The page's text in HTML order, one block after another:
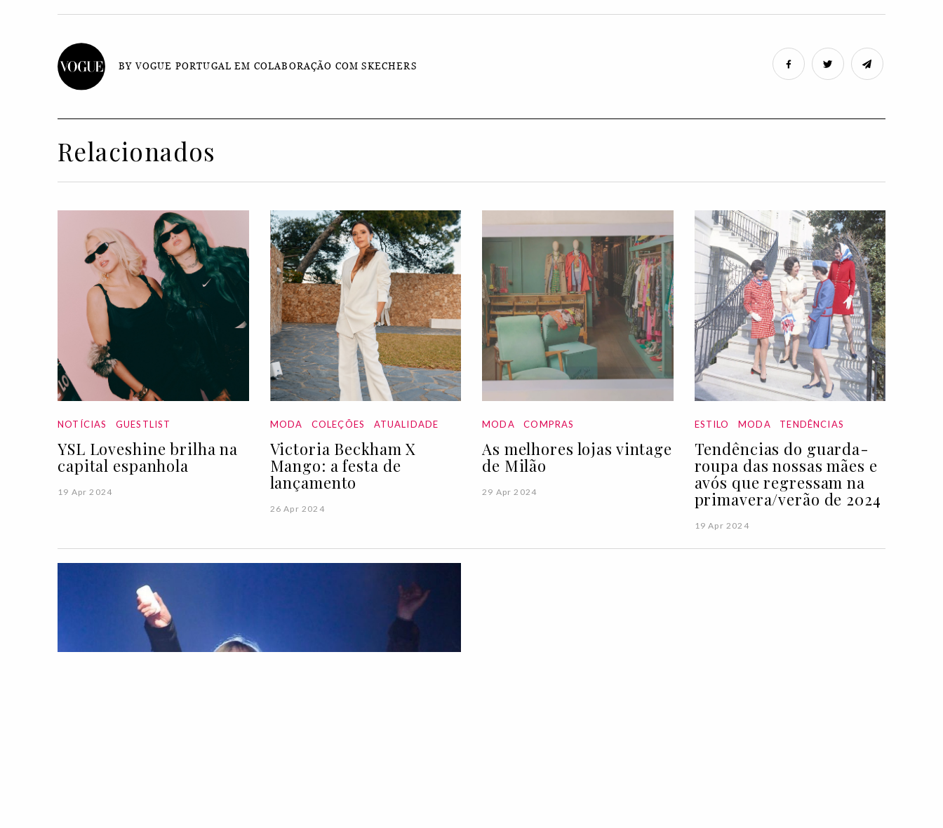
BY VOGUE PORTUGAL EM COLABORAÇÃO COM SKECHERS
Relacionados
NOTÍCIAS GUESTLIST
YSL Loveshine brilha na
capital espanhola
19 Apr 2024
MODA COLEÇÕES ATUALIDADE
Victoria Beckham X
Mango: a festa de
lançamento
26 Apr 2024
MODA COMPRAS
As melhores lojas vintage
de Milão
29 Apr 2024
ESTILO MODA TENDÊNCIAS
Tendências do guarda-
roupa das nossas mães e
avós que regressam na
primavera/verão de 2024
19 Apr 2024